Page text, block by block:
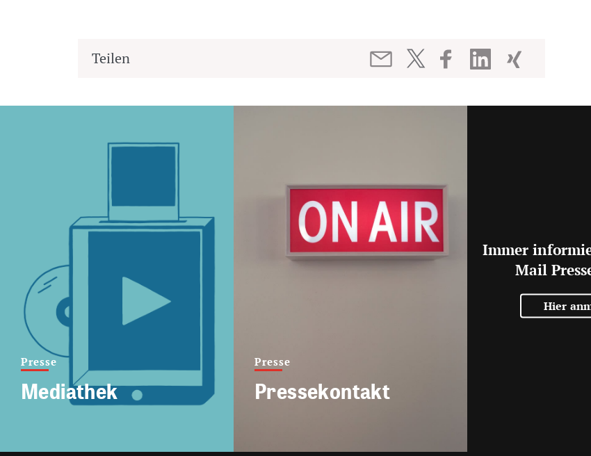
Teilen
Presse
Mediathek
Presse
Pressekontakt
Immer
Mail
Hier